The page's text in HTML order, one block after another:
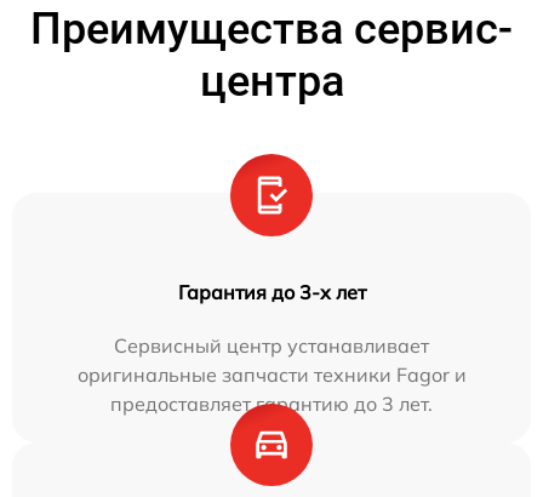
Преимущества сервис-
центра
Гарантия до 3-х лет
Сервисный центр устанавливает
оригинальные запчасти техники Fagor и
предоставляет гарантию до 3 лет.